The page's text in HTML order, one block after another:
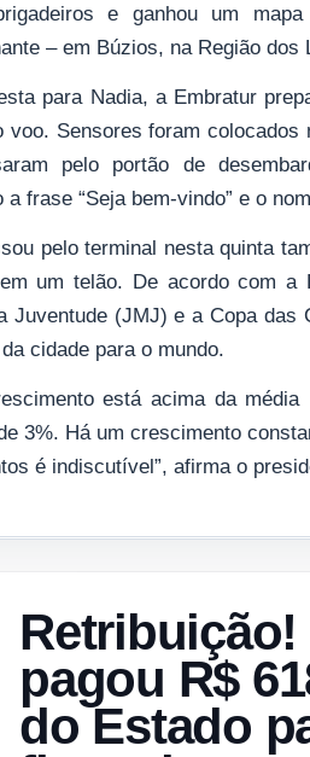
e ganhou um
– em Búzios, na Região dos
para Nadia, a Embratur
voo. Sensores foram
pelo portão de
a frase “Seja bem-vindo” e o
pelo terminal nesta quinta
um telão. De acordo com a
Juventude (JMJ) e a Copa das
cidade para o mundo.
está acima da
3%. Há um crescimento
é indiscutível”, afirma o
Retribuição!
pagou R$
do Estado